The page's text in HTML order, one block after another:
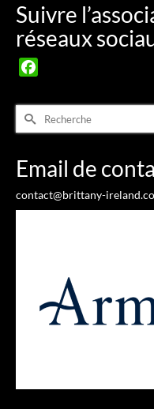
Suivre
réseaux
Rechercher :
Email de
contact@brittany-